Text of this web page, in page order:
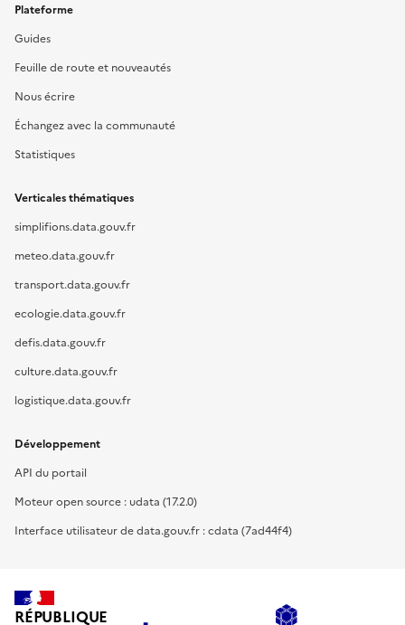
Plateforme
Guides
Feuille de route et nouveautés
Nous écrire
Échangez avec la communauté
Statistiques
Verticales thématiques
simplifions.data.gouv.fr
meteo.data.gouv.fr
transport.data.gouv.fr
ecologie.data.gouv.fr
defis.data.gouv.fr
culture.data.gouv.fr
logistique.data.gouv.fr
Développement
API du portail
Moteur open source : udata (17.2.0)
Interface utilisateur de data.gouv.fr : cdata (7ad44f4)
RÉPUBLIQUE